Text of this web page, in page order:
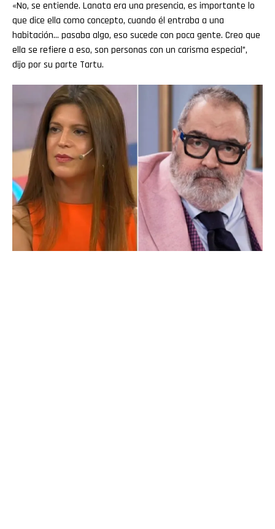
«No, se entiende. Lanata era una presencia, es importante lo
que dice ella como concepto, cuando él entraba a una
habitación… pasaba algo, eso sucede con poca gente. Creo que
ella se refiere a eso, son personas con un carisma especial”,
dijo por su parte Tartu.